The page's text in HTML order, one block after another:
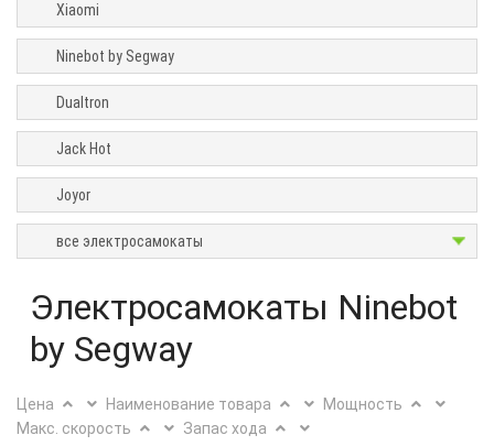
Тип
Возраст
Механизм
сложения
Число
колес
Привод
колёс
Тормоза
ABS
Xiaomi
Ninebot by Segway
Dualtron
Jack Hot
Joyor
все электросамокаты
Электросамокаты Ninebot
by Segway
Цена Наименование товара
Мощность
Макс. скорость
Запас хода